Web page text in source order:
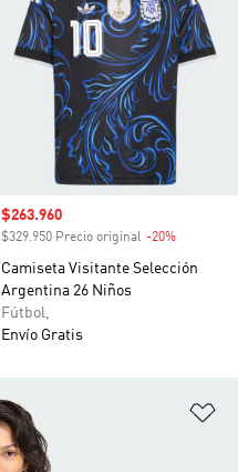
Precio de venta
$263.960
$329.950 Precio original -20%
Camiseta Visitante Selección
Argentina 26 Niños
Fútbol,
Envío Gratis